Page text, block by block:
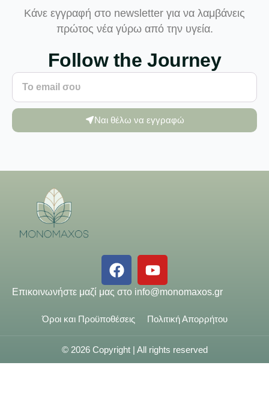
Κάνε εγγραφή στο newsletter για να λαμβάνεις
πρώτος νέα γύρω από την υγεία.
Follow the Journey
Ναι θέλω να εγγραφώ
Επικοινωνήστε μαζί μας στο info@monomaxos.gr
Όροι και Προϋποθέσεις Πολιτική Απορρήτου
© 2026 Copyright | All rights reserved